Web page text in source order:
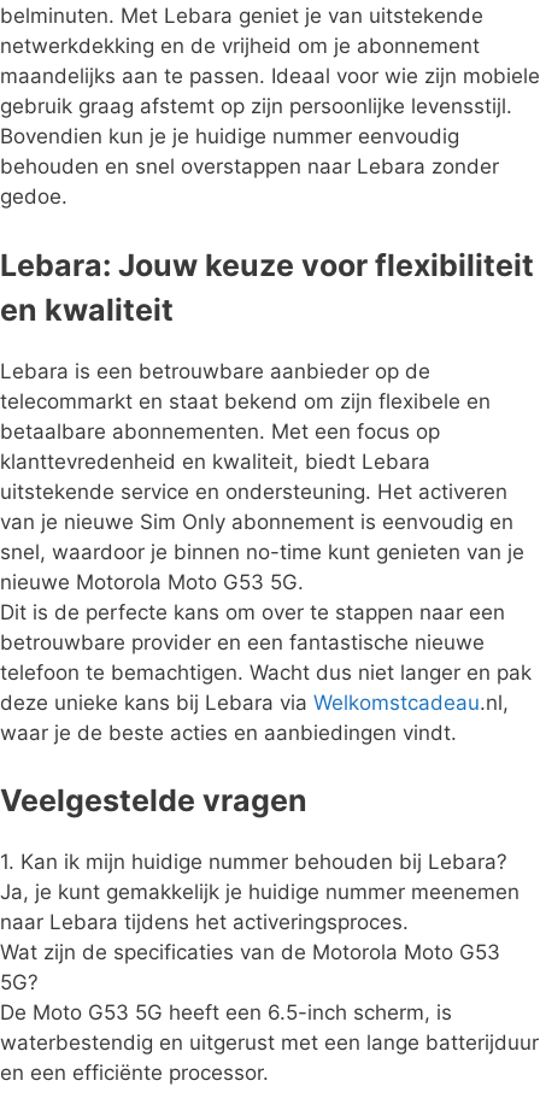
belminuten. Met Lebara geniet je van uitstekende
netwerkdekking en de vrijheid om je abonnement
maandelijks aan te passen. Ideaal voor wie zijn mobiele
gebruik graag afstemt op zijn persoonlijke levensstijl.
Bovendien kun je je huidige nummer eenvoudig
behouden en snel overstappen naar Lebara zonder
gedoe.
Lebara: Jouw keuze voor flexibiliteit
en kwaliteit
Lebara is een betrouwbare aanbieder op de
telecommarkt en staat bekend om zijn flexibele en
betaalbare abonnementen. Met een focus op
klanttevredenheid en kwaliteit, biedt Lebara
uitstekende service en ondersteuning. Het activeren
van je nieuwe Sim Only abonnement is eenvoudig en
snel, waardoor je binnen no-time kunt genieten van je
nieuwe Motorola Moto G53 5G.
Dit is de perfecte kans om over te stappen naar een
betrouwbare provider en een fantastische nieuwe
telefoon te bemachtigen. Wacht dus niet langer en pak
deze unieke kans bij Lebara via Welkomstcadeau.nl,
waar je de beste acties en aanbiedingen vindt.
Veelgestelde vragen
1. Kan ik mijn huidige nummer behouden bij Lebara?
Ja, je kunt gemakkelijk je huidige nummer meenemen
naar Lebara tijdens het activeringsproces.
Wat zijn de specificaties van de Motorola Moto G53
5G?
De Moto G53 5G heeft een 6.5-inch scherm, is
waterbestendig en uitgerust met een lange batterijduur
en een efficiënte processor.